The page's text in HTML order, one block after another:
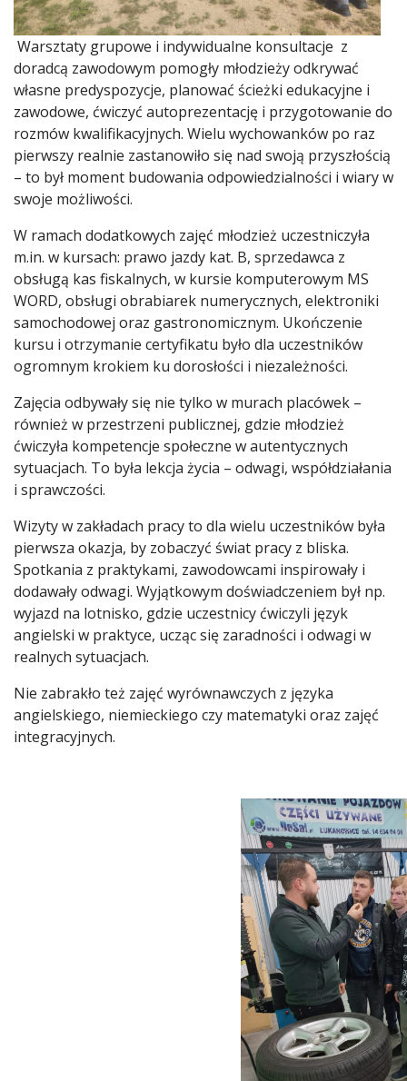
Warsztaty grupowe i indywidualne konsultacje z
doradcą zawodowym pomogły młodzieży odkrywać
własne predyspozycje, planować ścieżki edukacyjne i
zawodowe, ćwiczyć autoprezentację i przygotowanie do
rozmów kwalifikacyjnych. Wielu wychowanków po raz
pierwszy realnie zastanowiło się nad swoją przyszłością
– to był moment budowania odpowiedzialności i wiary w
swoje możliwości.
W ramach dodatkowych zajęć młodzież uczestniczyła
m.in. w kursach: prawo jazdy kat. B, sprzedawca z
obsługą kas fiskalnych, w kursie komputerowym MS
WORD, obsługi obrabiarek numerycznych, elektroniki
samochodowej oraz gastronomicznym. Ukończenie
kursu i otrzymanie certyfikatu było dla uczestników
ogromnym krokiem ku dorosłości i niezależności.
Zajęcia odbywały się nie tylko w murach placówek –
również w przestrzeni publicznej, gdzie młodzież
ćwiczyła kompetencje społeczne w autentycznych
sytuacjach. To była lekcja życia – odwagi, współdziałania
i sprawczości.
Wizyty w zakładach pracy to dla wielu uczestników była
pierwsza okazja, by zobaczyć świat pracy z bliska.
Spotkania z praktykami, zawodowcami inspirowały i
dodawały odwagi. Wyjątkowym doświadczeniem był np.
wyjazd na lotnisko, gdzie uczestnicy ćwiczyli język
angielski w praktyce, ucząc się zaradności i odwagi w
realnych sytuacjach.
Nie zabrakło też zajęć wyrównawczych z języka
angielskiego, niemieckiego czy matematyki oraz zajęć
integracyjnych.